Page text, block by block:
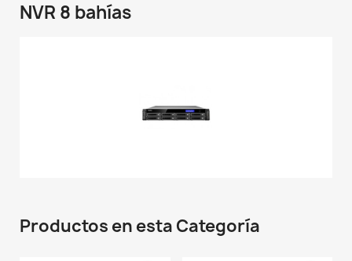
NVR 8 bahías
Productos en esta Categoría